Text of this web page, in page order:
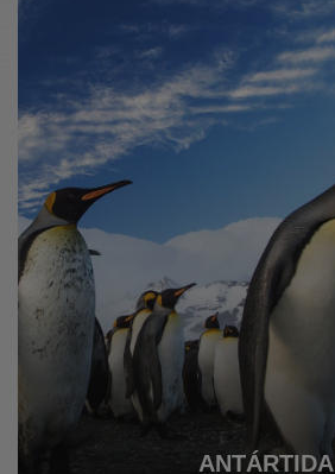
ANTÁRTIDA